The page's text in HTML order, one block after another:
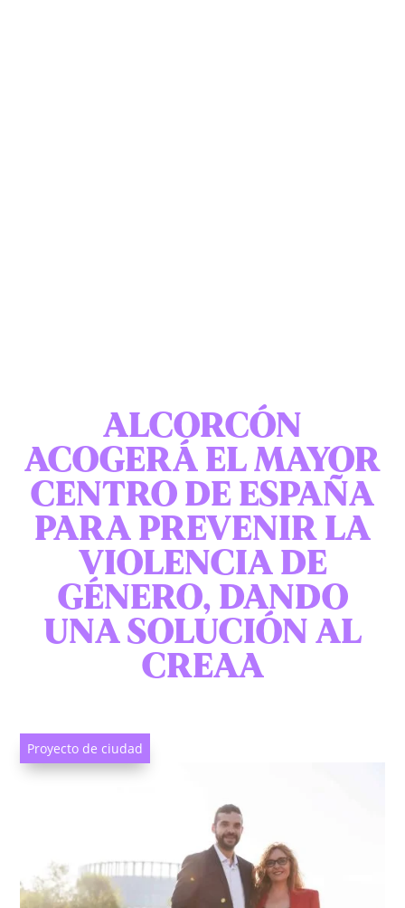
ALCORCÓN
ACOGERÁ EL MAYOR
CENTRO DE ESPAÑA
PARA PREVENIR LA
VIOLENCIA DE
GÉNERO, DANDO
UNA SOLUCIÓN AL
CREAA
Proyecto de ciudad